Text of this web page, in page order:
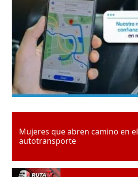
Mujeres que abren camino en el
autotransporte